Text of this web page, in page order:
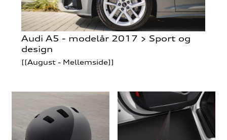
Audi A5 - modelår 2017 > Sport og
design
[[August - Mellemside]]